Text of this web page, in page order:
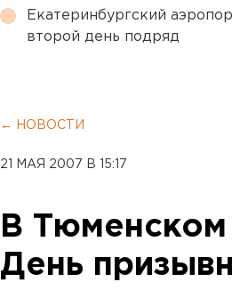
Екатеринбургский
второй день подряд
← НОВОСТИ
21 МАЯ 2007 В 15:17
В
День